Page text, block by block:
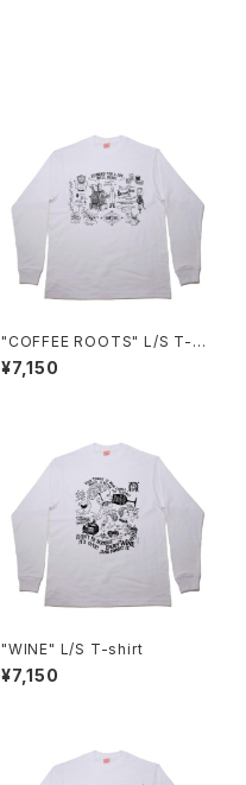
"COFFEE ROOTS" L/S T-sh
irt
¥7,150
"WINE" L/S T-shirt
¥7,150